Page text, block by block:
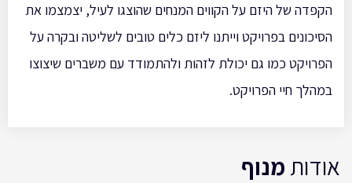
הקפדה של היזם על הקווים המנחים שהוצגו לעיל, יצמצמו את
הסיכונים בפרויקט וייתנו ליזם כלים טובים לשליטה ובקרה על
הפרויקט כמו גם יכולת לזהות ולהתמודד עם משברים שיצוצו
במהלך חיי הפרויקט.
אודות מנוף